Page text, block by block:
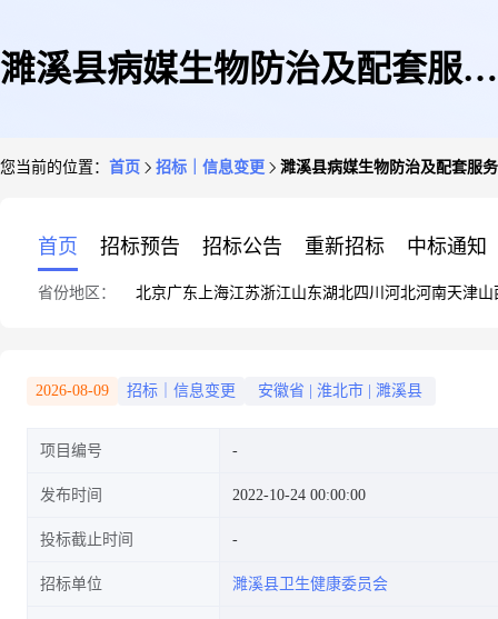
濉溪县病媒生物防治及配套服务
您当前的位置： 首页 招标｜信息变更 濉溪县病媒生物防治及配套服
首页 招标预告 招标公告 重新招标 中标通知
省份地区： 北京广东 上海江苏浙江山东湖北四川 河北河南天津山
2026-08-09 招标｜信息变更 安徽省 淮北市 濉溪县
项目编号
发布时间 2022-10-24 00:00:00
投标截止时间
招标单位 濉溪县卫生健康委员会